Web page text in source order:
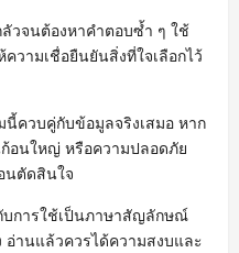
วจนต้องหาคำตอบซ้ำ ๆ ใช้
วามเชื่อยืนยันสิ่งที่ใจเลือกไว้
ควบคู่กับข้อมูลจริงเสมอ หาก
ก้อนใหญ่ หรือความปลอดภัย
นตัดสินใจ
บการใช้เป็นภาษาสัญลักษณ์
อ่านแล้วควรได้ความสงบและ